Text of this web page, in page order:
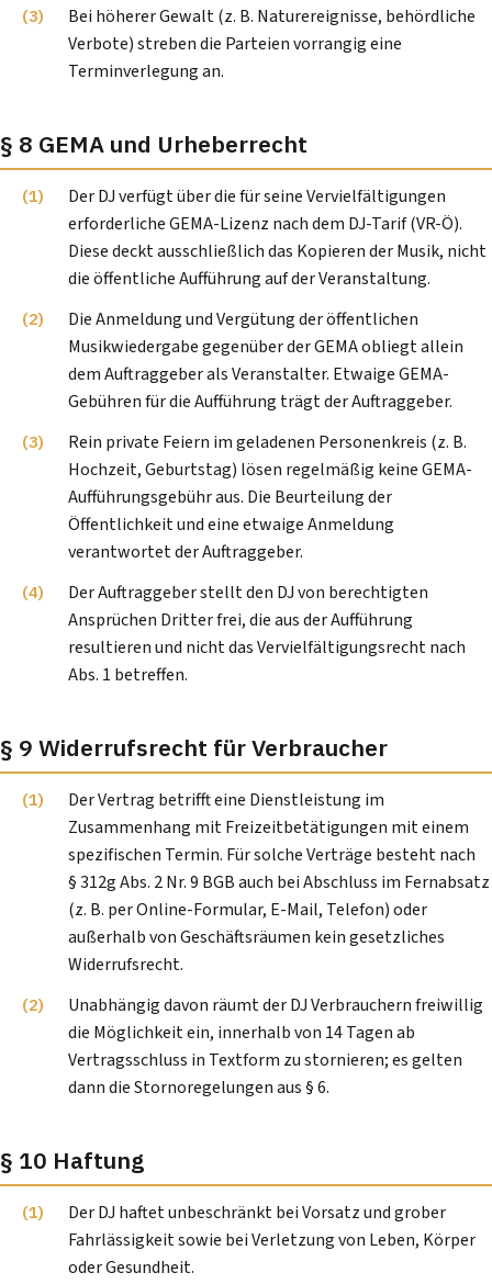
Bei höherer Gewalt (z. B. Naturereignisse, behördliche
Verbote) streben die Parteien vorrangig eine
Terminverlegung an.
§ 8 GEMA und Urheberrecht
Der DJ verfügt über die für seine Vervielfältigungen
erforderliche GEMA-Lizenz nach dem DJ-Tarif (VR-Ö).
Diese deckt ausschließlich das Kopieren der Musik, nicht
die öffentliche Aufführung auf der Veranstaltung.
Die Anmeldung und Vergütung der öffentlichen
Musikwiedergabe gegenüber der GEMA obliegt allein
dem Auftraggeber als Veranstalter. Etwaige GEMA-
Gebühren für die Aufführung trägt der Auftraggeber.
Rein private Feiern im geladenen Personenkreis (z. B.
Hochzeit, Geburtstag) lösen regelmäßig keine GEMA-
Aufführungsgebühr aus. Die Beurteilung der
Öffentlichkeit und eine etwaige Anmeldung
verantwortet der Auftraggeber.
Der Auftraggeber stellt den DJ von berechtigten
Ansprüchen Dritter frei, die aus der Aufführung
resultieren und nicht das Vervielfältigungsrecht nach
Abs. 1 betreffen.
§ 9 Widerrufsrecht für Verbraucher
Der Vertrag betrifft eine Dienstleistung im
Zusammenhang mit Freizeitbetätigungen mit einem
spezifischen Termin. Für solche Verträge besteht nach
§ 312g Abs. 2 Nr. 9 BGB auch bei Abschluss im Fernabsatz
(z. B. per Online-Formular, E-Mail, Telefon) oder
außerhalb von Geschäftsräumen kein gesetzliches
Widerrufsrecht.
Unabhängig davon räumt der DJ Verbrauchern freiwillig
die Möglichkeit ein, innerhalb von 14 Tagen ab
Vertragsschluss in Textform zu stornieren; es gelten
dann die Stornoregelungen aus § 6.
§ 10 Haftung
Der DJ haftet unbeschränkt bei Vorsatz und grober
Fahrlässigkeit sowie bei Verletzung von Leben, Körper
oder Gesundheit.